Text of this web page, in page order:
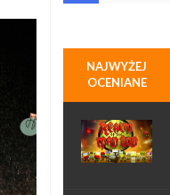
NAJWYŻEJ
OCENIANE